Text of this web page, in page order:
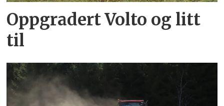
Oppgradert Volto og litt
til